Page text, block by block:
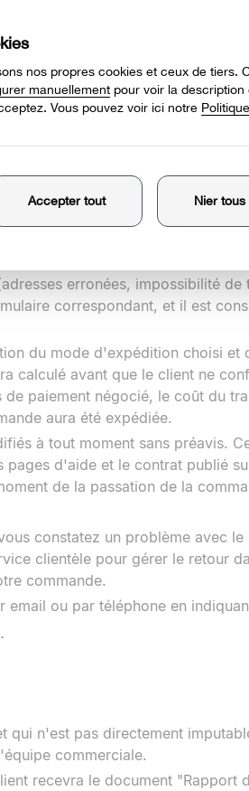
envoyé à l'adresse indiquée par
La non-réception de ce
ou à une erreur de frappe
à l'utilisateur de contacter notre
groupe Velilla se fera par
approximatif de 24 à 48 heures en
erronées, impossibilité
correspondant, et il est
du mode d'expédition choisi et
calculé avant que le client ne
paiement négocié, le coût du
aura été expédiée.
à tout moment sans préavis.
pages d'aide et le contrat publié
de la passation de la
constatez un problème avec
clientèle pour gérer le retour
commande.
ou par téléphone en
qui n'est pas directement
commerciale.
recevra le document "Rapport